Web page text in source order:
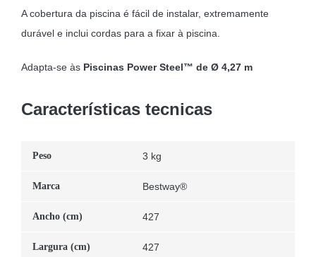
A cobertura da piscina é fácil de instalar, extremamente
durável e inclui cordas para a fixar à piscina.
Adapta-se às Piscinas Power Steel™ de Ø 4,27 m
Características tecnicas
Peso 3 kg
Marca Bestway®
Ancho (cm) 427
Largura (cm) 427